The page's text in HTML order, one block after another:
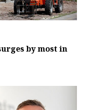
by most in